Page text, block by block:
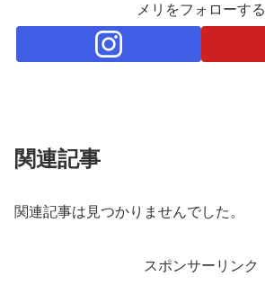
メリをフォローする
関連記事
関連記事は見つかりませんでした。
スポンサーリンク